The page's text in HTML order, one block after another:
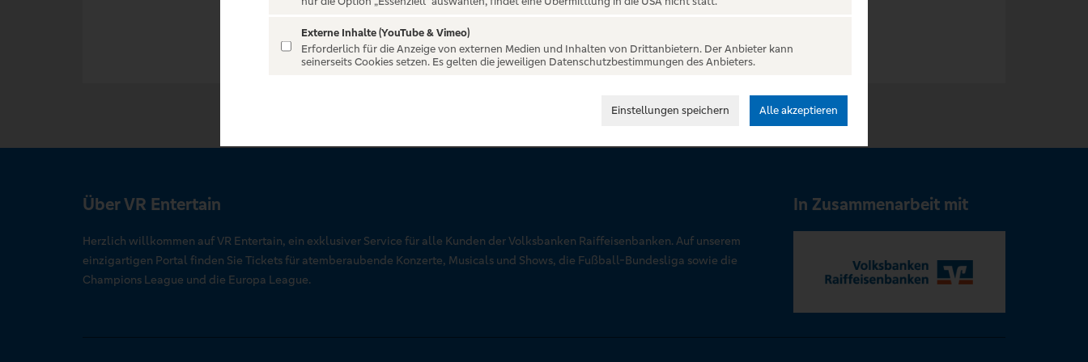
Über VR Entertain
Herzlich willkommen auf VR Entertain, ein exklusiver Service für alle Kunden der Volksbanken Raiffeisenbanken. Auf unserem
einzigartigen Portal finden Sie Tickets für atemberaubende Konzerte, Musicals und Shows, die Fußball-Bundesliga sowie die
Champions League und die Europa League.
In Zusammenarbeit mit
Externe Inhalte (YouTube & Vimeo)
Erforderlich für die Anzeige von externen Medien und Inhalten von Drittanbietern. Der Anbieter kann
seinerseits Cookies setzen. Es gelten die jeweiligen Datenschutzbestimmungen des Anbieters.
Einstellungen speichern Alle akzeptieren